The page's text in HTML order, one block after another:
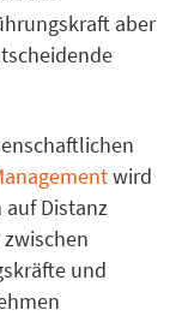
aber
wird
Distanz
und